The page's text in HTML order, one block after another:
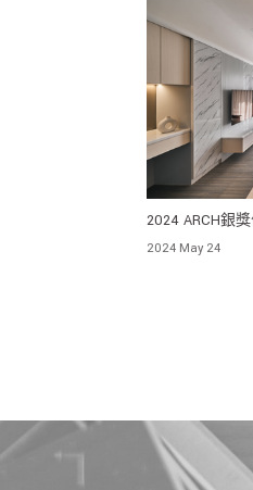
2024 ARCH銀
大空間優勢 無
2024 May 24